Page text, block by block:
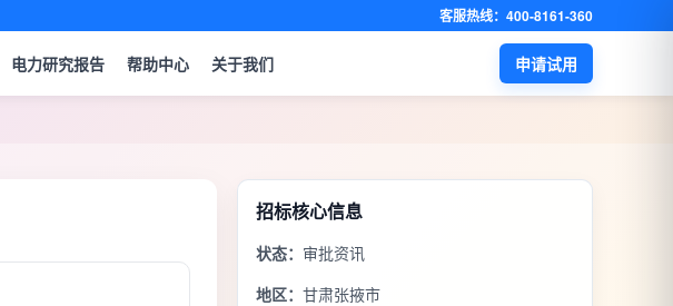
客服热线：400-8161-360
电力研究报告 帮助中心 关于我们 申请试用
招标核心信息
状态： 审批资讯
地区： 甘肃张掖市